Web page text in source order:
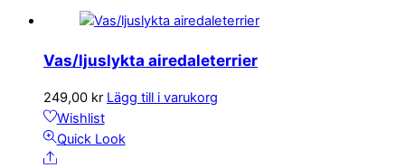
Vas/ljuslykta airedaleterrier
249,00 kr Lägg till i varukorg
Wishlist
Quick Look
Share